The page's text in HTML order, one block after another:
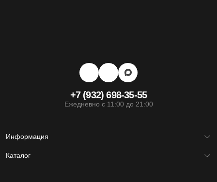
+7 (932) 698-35-55
Ежедневно с 11:00 до 21:00
Информация
Главная
Франшиза
Каталог